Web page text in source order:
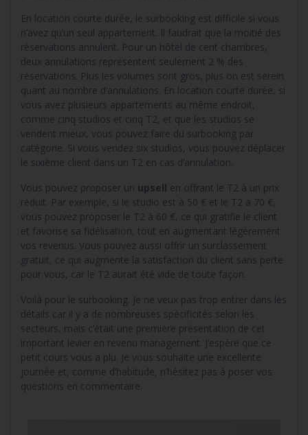
En location courte durée, le surbooking est difficile si vous
n’avez qu’un seul appartement. Il faudrait que la moitié des
réservations annulent. Pour un hôtel de cent chambres,
deux annulations représentent seulement 2 % des
réservations. Plus les volumes sont gros, plus on est serein
quant au nombre d’annulations. En location courte durée, si
vous avez plusieurs appartements au même endroit,
comme cinq studios et cinq T2, et que les studios se
vendent mieux, vous pouvez faire du surbooking par
catégorie. Si vous vendez six studios, vous pouvez déplacer
le sixième client dans un T2 en cas d’annulation.
Vous pouvez proposer un upsell en offrant le T2 à un prix
réduit. Par exemple, si le studio est à 50 € et le T2 à 70 €,
vous pouvez proposer le T2 à 60 €, ce qui gratifie le client
et favorise sa fidélisation, tout en augmentant légèrement
vos revenus. Vous pouvez aussi offrir un surclassement
gratuit, ce qui augmente la satisfaction du client sans perte
pour vous, car le T2 aurait été vide de toute façon.
Voilà pour le surbooking. Je ne veux pas trop entrer dans les
détails car il y a de nombreuses spécificités selon les
secteurs, mais c’était une première présentation de cet
important levier en revenu management. J’espère que ce
petit cours vous a plu. Je vous souhaite une excellente
journée et, comme d’habitude, n’hésitez pas à poser vos
questions en commentaire.